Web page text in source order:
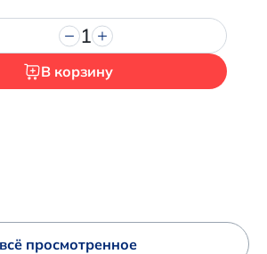
1
В корзину
всё просмотренное